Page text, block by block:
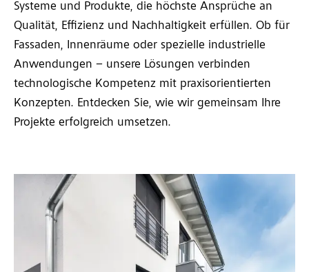
Systeme und Produkte, die höchste Ansprüche an
Qualität, Effizienz und Nachhaltigkeit erfüllen. Ob für
Fassaden, Innenräume oder spezielle industrielle
Anwendungen – unsere Lösungen verbinden
technologische Kompetenz mit praxisorientierten
Konzepten. Entdecken Sie, wie wir gemeinsam Ihre
Projekte erfolgreich umsetzen.